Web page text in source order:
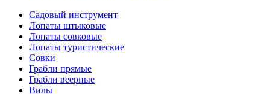
Садовый инструмент
Лопаты штыковые
Лопаты совковые
Лопаты туристические
Совки
Грабли прямые
Грабли веерные
Вилы